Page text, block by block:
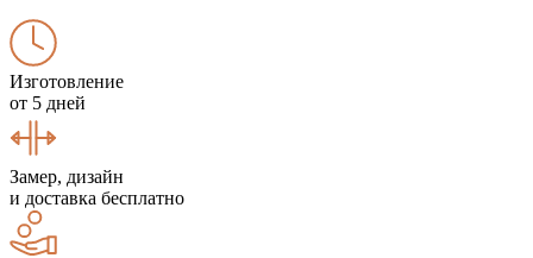
Изготовление
от 5 дней
Замер, дизайн
и доставка бесплатно